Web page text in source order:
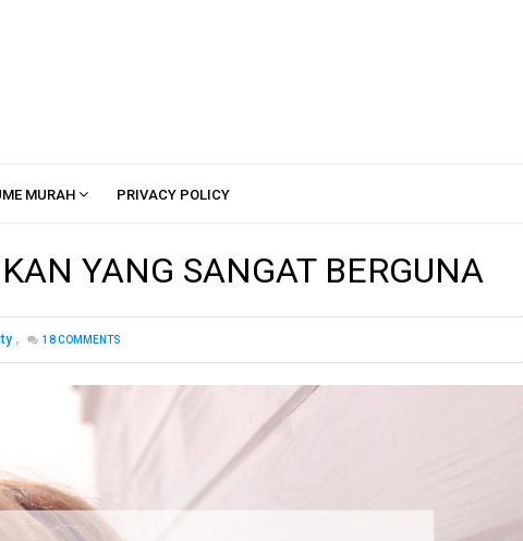
MURAH PRIVACY POLICY
YANG SANGAT BERGUNA
, 18COMMENTS